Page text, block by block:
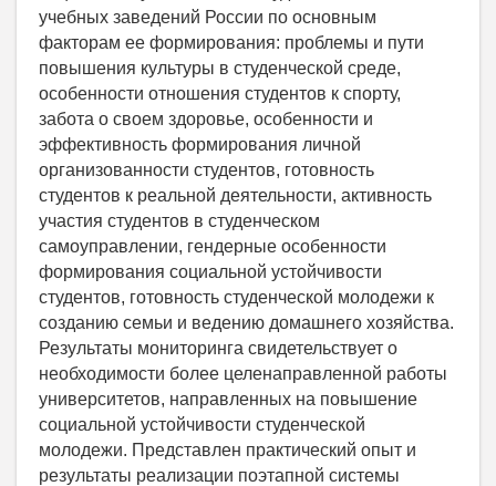
учебных заведений России по основным
факторам ее формирования: проблемы и пути
повышения культуры в студенческой среде,
особенности отношения студентов к спорту,
забота о своем здоровье, особенности и
эффективность формирования личной
организованности студентов, готовность
студентов к реальной деятельности, активность
участия студентов в студенческом
самоуправлении, гендерные особенности
формирования социальной устойчивости
студентов, готовность студенческой молодежи к
созданию семьи и ведению домашнего хозяйства.
Результаты мониторинга свидетельствует о
необходимости более целенаправленной работы
университетов, направленных на повышение
социальной устойчивости студенческой
молодежи. Представлен практический опыт и
результаты реализации поэтапной системы